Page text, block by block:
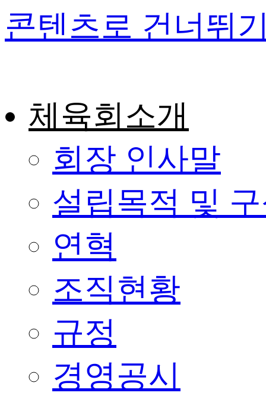
콘텐츠로 건너뛰
체육회소개
회장 인사말
설립목적 및
연혁
조직현황
규정
경영공시